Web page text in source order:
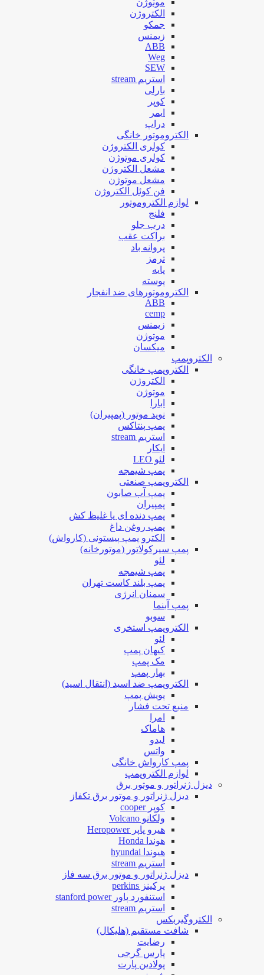
الکتروژن
جمکو
زیمنس
ABB
Weg
SEW
استریم stream
بارلی
کوپر
ایمر
دراپ
الکتروموتور خانگی
کولری الکتروژن
کولری موتوژن
مشعل الکتروژن
مشعل موتوژن
فن کوئل الکتروژن
لوازم الکتروموتور
فلنج
درب جلو
براکت عقب
پروانه باد
ترمز
پایه
پوسته
الکتروموتورهای ضد انفجار
ABB
cemp
زیمنس
موتوژن
میکسان
الکتروپمپ
الکتروپمپ خانگی
الکتروژن
موتوژن
ابارا
نوید موتور (پمپیران)
پمپ پنتاکس
استریم stream
ایکار
لئو LEO
پمپ شیمجه
الکتروپمپ صنعتی
پمپ آب صابون
پمپیران
پمپ دنده ای یا غلیظ کش
پمپ روغن داغ
الکترو پمپ پیستونی (کارواش)
پمپ سیرکولاتور (موتورخانه)
لئو
پمپ شیمجه
پمپ بلند کاست تهران
سمنان انرژی
پمپ آبنما
سوبو
الکتروپمپ استخری
لئو
کیهان پمپ
مک پمپ
بهار پمپ
الکتروپمپ ضد اسید (انتقال اسید)
پویش پمپ
منبع تحت فشار
امرا
هاماک
لیدو
واتس
پمپ کارواش خانگی
لوازم الکتروپمپ
دیزل ژنراتور و موتور برق
دیزل ژنراتور و موتور برق تکفاز
کوپر cooper
ولکانو Volcano
هیرو پاپر Heropower
هوندا Honda
هیوندا hyundai
استریم stream
دیزل ژنراتور و موتور برق سه فاز
پرکینز perkins
استنفورد پاور stanford power
استریم stream
الکتروگیربکس
شافت مستقیم (هلیکال)
رضایت
پارس گرجی
پولادین پارت